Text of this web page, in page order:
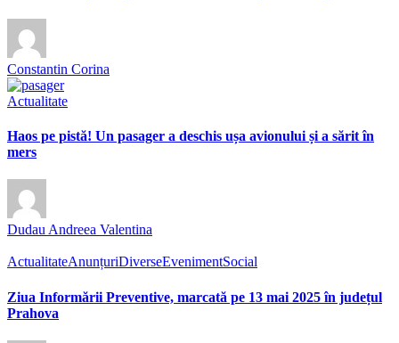
Constantin Corina
Actualitate
Haos pe pistă! Un pasager a deschis ușa avionului și a sărit în
mers
Dudau Andreea Valentina
ActualitateAnunțuriDiverseEvenimentSocial
Ziua Informării Preventive, marcată pe 13 mai 2025 în județul
Prahova